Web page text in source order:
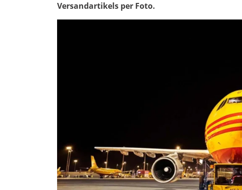
Versandartikels per Foto.